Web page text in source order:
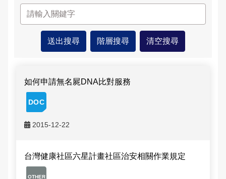
聯絡資訊
轄區概況
轄區派出所
RSS訊息中心
婦幼宣導
保防宣導
一般犯罪預防宣導
青春專案
便民服務
表單下載
政府資訊公開
雙語詞彙
申辦資訊
常見問答
民眾檔案應用專區
民意廣場
分局長信箱
問卷調查
警民交流留言板
交通違規檢舉
影音出版品
活動相簿
影音多媒體
網站導覽
常見問答
如何申請無名屍DNA比對服務
2015-12-22
台灣健康社區六星計畫社區治安相關作業規定